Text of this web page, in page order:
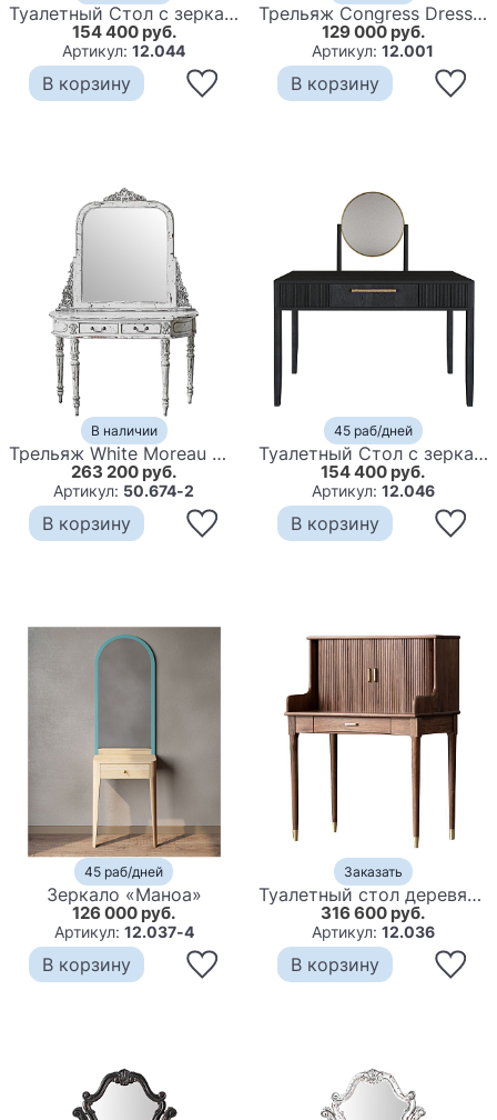
Туалетный Стол с зеркалом Primo Светлый дуб
154 400 руб.
Артикул:12.044
В корзину
Трельяж Congress Dressing Table
129 000 руб.
Артикул:12.001
В корзину
В наличии
Трельяж White Moreau Dressing Table
263 200 руб.
Артикул: 50.674-2
В корзину
45 раб/дней
Туалетный Стол с зеркалом Primo Черный дуб
154 400 руб.
Артикул: 12.046
В корзину
45 раб/дней
Зеркало «Маноа»
126 000 руб.
Артикул: 12.037-4
В корзину
Заказать
Туалетный стол деревянный с ящиком и зеркалом Moon Walnut Furniture
316 600 руб.
Артикул: 12.036
В корзину